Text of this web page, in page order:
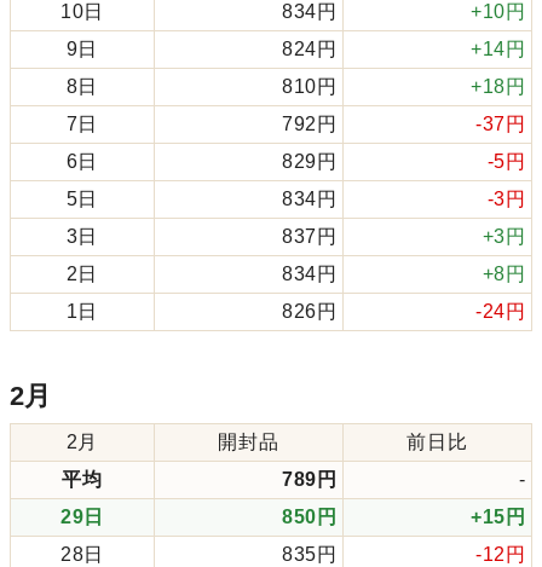
10日
834円
+10円
9日
824円
+14円
8日
810円
+18円
7日
792円
-37円
6日
829円
-5円
5日
834円
-3円
3日
837円
+3円
2日
834円
+8円
1日
826円 -24円
2月
2月 開封品
前日比
平均
789円
-
29日
850円
+15円
28日
835円
-12円